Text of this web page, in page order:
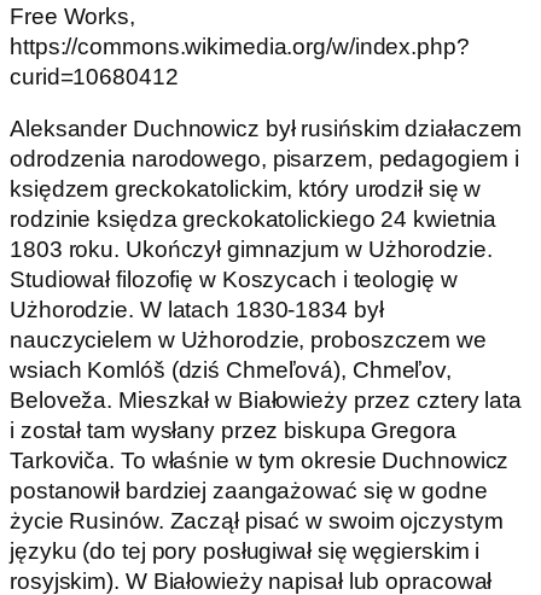
Free Works,
https://commons.wikimedia.org/w/index.php?
curid=10680412
Aleksander Duchnowicz był rusińskim działaczem
odrodzenia narodowego, pisarzem, pedagogiem i
księdzem greckokatolickim, który urodził się w
rodzinie księdza greckokatolickiego 24 kwietnia
1803 roku. Ukończył gimnazjum w Użhorodzie.
Studiował filozofię w Koszycach i teologię w
Użhorodzie. W latach 1830-1834 był
nauczycielem w Użhorodzie, proboszczem we
wsiach Komlóš (dziś Chmeľová), Chmeľov,
Beloveža. Mieszkał w Białowieży przez cztery lata
i został tam wysłany przez biskupa Gregora
Tarkoviča. To właśnie w tym okresie Duchnowicz
postanowił bardziej zaangażować się w godne
życie Rusinów. Zaczął pisać w swoim ojczystym
języku (do tej pory posługiwał się węgierskim i
rosyjskim). W Białowieży napisał lub opracował